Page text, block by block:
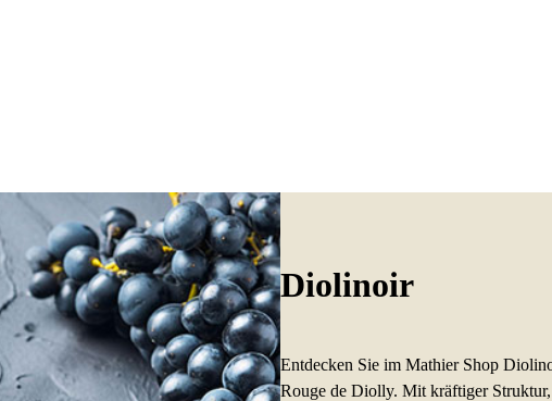
Diolinoir
Entdecken Sie im Mathier Shop
Rouge de Diolly. Mit kräftiger